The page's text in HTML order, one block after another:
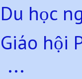
Du học
Giáo hội
...